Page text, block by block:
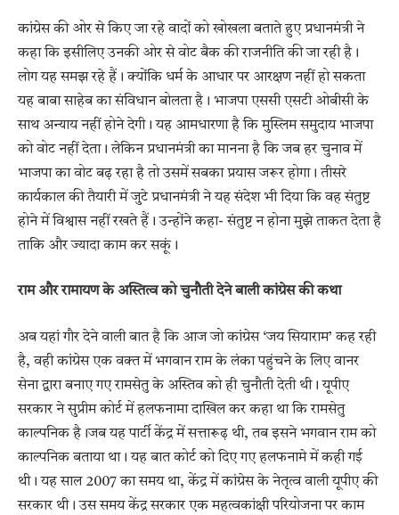
कांग्रेस की ओर से किए जा रहे वादों को खोखला बताते हुए प्रधानमंत्री ने
कहा कि इसीलिए उनकी ओर से वोट बैक की राजनीति की जा रही है।
लोग यह समझ रहे हैं। क्योंकि धर्म के आधार पर आरक्षण नहीं हो सकता
यह बाबा साहेब का संविधान बोलता है। भाजपा एससी एसटी ओबीसी के
साथ अन्याय नहीं होने देगी। यह आमधारणा है कि मुस्लिम समुदाय भाजपा
को वोट नहीं देता। लेकिन प्रधानमंत्री का मानना है कि जब हर चुनाव में
भाजपा का वोट बढ़ रहा है तो उसमें सबका प्रयास जरूर होगा। तीसरे
कार्यकाल की तैयारी में जुटे प्रधानमंत्री ने यह संदेश भी दिया कि वह संतुष्ट
होने में विश्वास नहीं रखते हैं। उन्होंने कहा- संतुष्ट न होना मुझे ताकत देता है
ताकि और ज्यादा काम कर सकूं।
राम और रामायण के अस्तित्व को चुनौती देने बाली कांग्रेस की कथा
अब यहां गौर देने वाली बात है कि आज जो कांग्रेस ‘जय सियाराम’ कह रही
है, वही कांग्रेस एक वक्त में भगवान राम के लंका पहुंचने के लिए वानर
सेना द्वारा बनाए गए रामसेतु के अस्तिव को ही चुनौती देती थी। यूपीए
सरकार ने सुप्रीम कोर्ट में हलफनामा दाखिल कर कहा था कि रामसेतु
काल्पनिक है।जब यह पार्टी केंद्र में सत्तारूढ़ थी, तब इसने भगवान राम को
काल्पनिक बताया था। यह बात कोर्ट को दिए गए हलफनामे में कही गई
थी। यह साल 2007 का समय था, केंद्र में कांग्रेस के नेतृत्व वाली यूपीए की
सरकार थी। उस समय केंद्र सरकार एक महत्वकांक्षी परियोजना पर काम